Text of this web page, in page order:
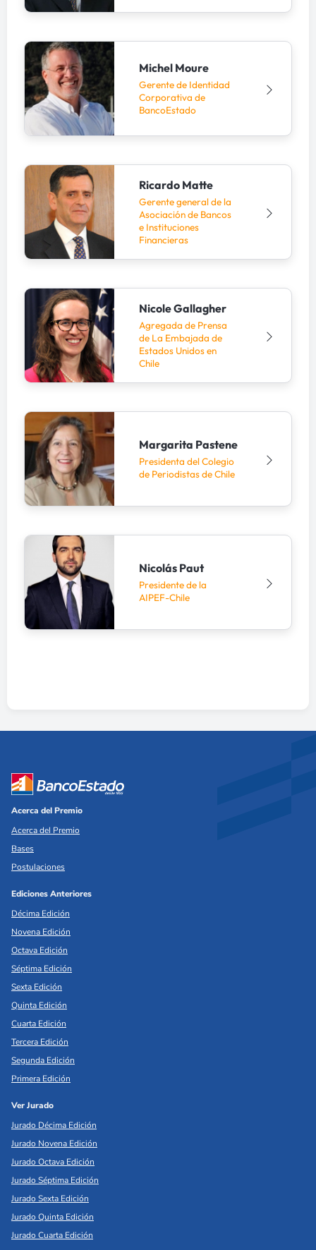
Michel Moure
Gerente de Identidad
Corporativa de
BancoEstado
Ricardo Matte
Gerente general de la
Asociación de Bancos
e Instituciones
Financieras
Nicole Gallagher
Agregada de Prensa
de La Embajada de
Estados Unidos en
Chile
Margarita Pastene
Presidenta del Colegio
de Periodistas de Chile
Nicolás Paut
Presidente de la
AIPEF-Chile
Acerca del Premio
Acerca del Premio
Bases
Postulaciones
Ediciones Anteriores
Décima Edición
Novena Edición
Octava Edición
Séptima Edición
Sexta Edición
Quinta Edición
Cuarta Edición
Tercera Edición
Segunda Edición
Primera Edición
Ver Jurado
Jurado Décima Edición
Jurado Novena Edición
Jurado Octava Edición
Jurado Séptima Edición
Jurado Sexta Edición
Jurado Quinta Edición
Jurado Cuarta Edición